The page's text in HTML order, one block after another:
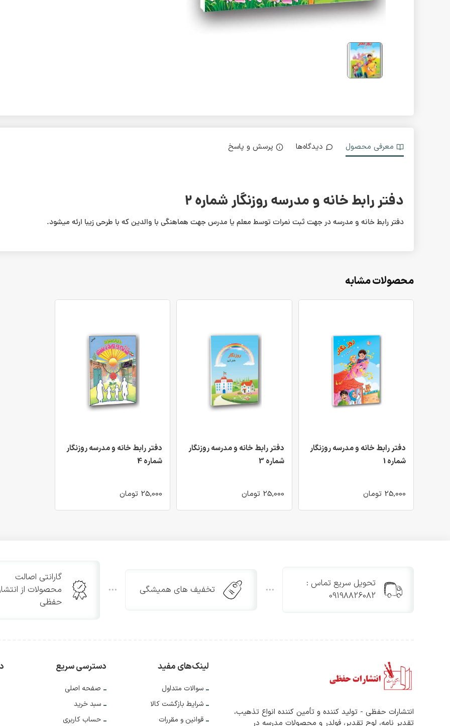
معرفی محصول دیدگاه‌ها پرسش و پاسخ
دفتر رابط خانه و مدرسه روزنگار شماره 2
دفتر رابط خانه و مدرسه در جهت ثبت نمرات توسط معلم یا مدرس جهت هماهنگی با والدین که با طرحی زیبا ارئه میشود.
محصولات مشابه
دفتر رابط خانه و مدرسه روزنگار
شماره 1
25,000 تومان
دفتر رابط خانه و مدرسه روزنگار
شماره 3
25,000 تومان
دفتر رابط خانه و مدرسه روزنگار
شماره 4
25,000 تومان
تحویل سریع تماس :
09198826082
تخفیف های همیشگی
گارانتی اصالت
محصولات از
حفظی
انتشارات حفظی - تولید کننده و تأمین کننده انواع تذهیب،
تقدیر نامه، لوح تقدیر، فولدر و محصولات مدرسه در
لینک‌های مفید
سوالات متداول
شرایط بازگشت کالا
قوانین و مقررات
دسترسی سریع
صفحه اصلی
سبد خرید
حساب کاربری